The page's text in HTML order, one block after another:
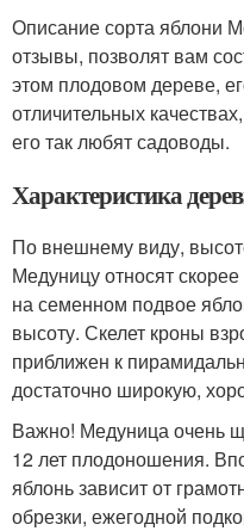
Описание сорта яблони
отзывы, позволят вам
этом плодовом дереве,
отличительных
его так любят садоводы.
Характеристика
По внешнему виду,
Медуницу относят
на семенном подвое
высоту. Скелет кроны
приближен к
достаточно широкую,
Важно! Медуница очень
12 лет плодоношения.
яблонь зависит от
обрезки, ежегодной